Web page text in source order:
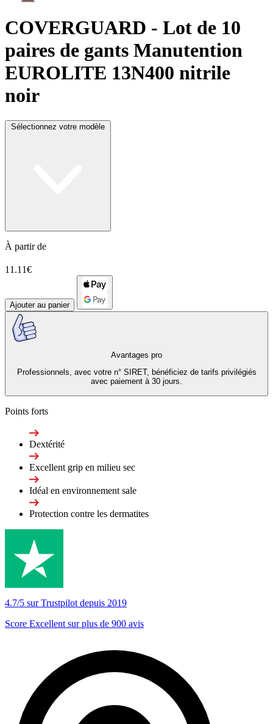
COVERGUARD - Lot de 10
paires de gants Manutention
EUROLITE 13N400 nitrile
noir
Sélectionnez votre modèle
À partir de
11.11€
Ajouter au panier
Avantages pro
Professionnels, avec votre n° SIRET, bénéficiez de tarifs privilégiés
avec paiement à 30 jours.
Points forts
Dextérité
Excellent grip en milieu sec
Idéal en environnement sale
Protection contre les dermatites
4.7/5 sur Trustpilot depuis 2019
Score Excellent sur plus de 900 avis